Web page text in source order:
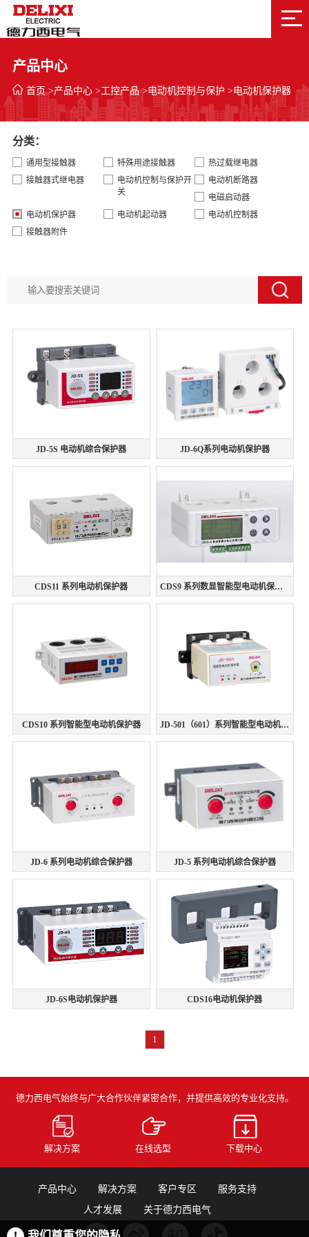
产品中心
首页>产品中心 >工控产品>电动机控制与保护 >电动机保护器
分类：
通用型接触器 特殊用途接触器
热过载继电器
接触器式继电器
电动机控制与保护开
关
电动机断路器
电磁启动器
电动机保护器
电动机起动器
电动机控制器
接触器附件
JD-5S 电动机综合保护器 JD-6Q系列电动机保护器
CDS11 系列电动机保护器 CDS9 系列数显智能型电动机保护器
CDS10 系列智能型电动机保护器 JD-501（601）系列智能型电动机保护器
JD-6 系列电动机综合保护器 JD-5 系列电动机综合保护器
JD-6S电动机保护器 CDS16电动机保护器
1
德力西电气始终与广大合作伙伴紧密合作，并提供高效的专业化支持。
解决方案 在线选型 下载中心
产品中心 解决方案 客户专区
服务支持
人才发展
关于德力西电气